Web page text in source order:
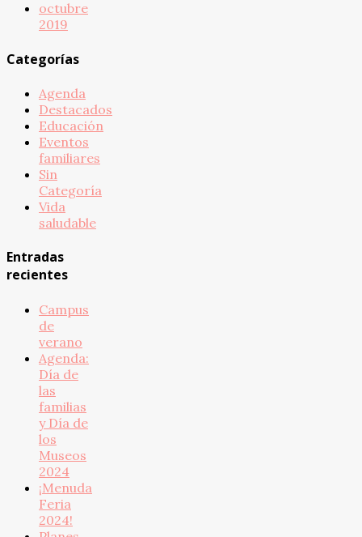
octubre
2019
Categorías
Agenda
Destacados
Educación
Eventos
familiares
Sin
Categoría
Vida
saludable
Entradas
recientes
Campus
de
verano
Agenda:
Día de
las
familias
y Día de
los
Museos
2024
¡Menuda
Feria
2024!